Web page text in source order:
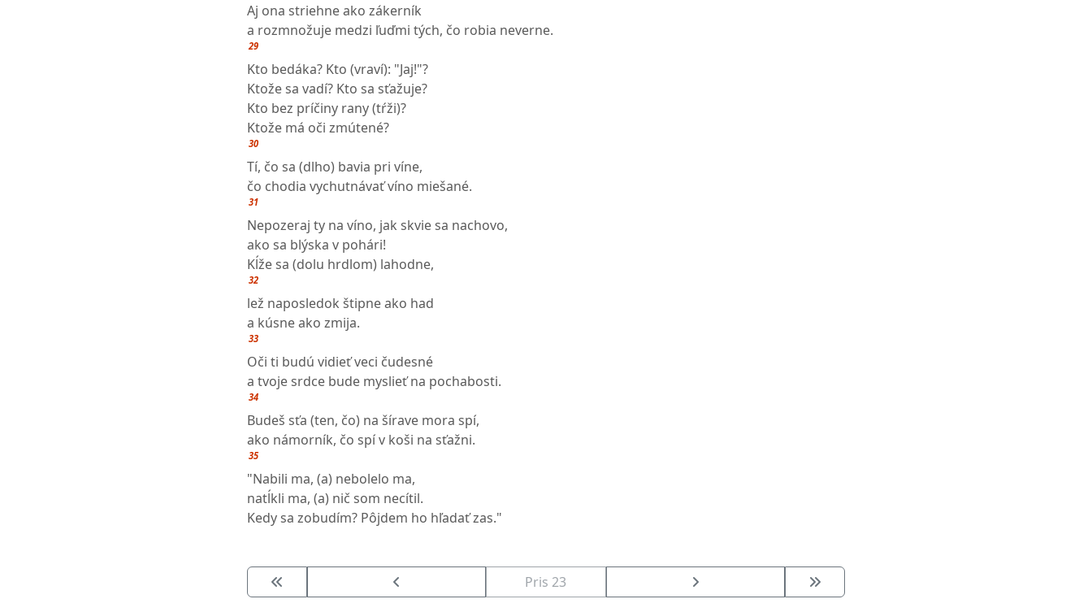
Aj ona striehne ako zákerník
a rozmnožuje medzi ľuďmi tých, čo robia neverne.
29
Kto bedáka? Kto (vraví): "Jaj!"?
Ktože sa vadí? Kto sa sťažuje?
Kto bez príčiny rany (tŕži)?
Ktože má oči zmútené?
30
Tí, čo sa (dlho) bavia pri víne,
čo chodia vychutnávať víno miešané.
31
Nepozeraj ty na víno, jak skvie sa nachovo,
ako sa blýska v pohári!
Kĺže sa (dolu hrdlom) lahodne,
32
lež naposledok štipne ako had
a kúsne ako zmija.
33
Oči ti budú vidieť veci čudesné
a tvoje srdce bude myslieť na pochabosti.
34
Budeš sťa (ten, čo) na šírave mora spí,
ako námorník, čo spí v koši na sťažni.
35
"Nabili ma, (a) nebolelo ma,
natĺkli ma, (a) nič som necítil.
Kedy sa zobudím? Pôjdem ho hľadať zas."
Pris 23